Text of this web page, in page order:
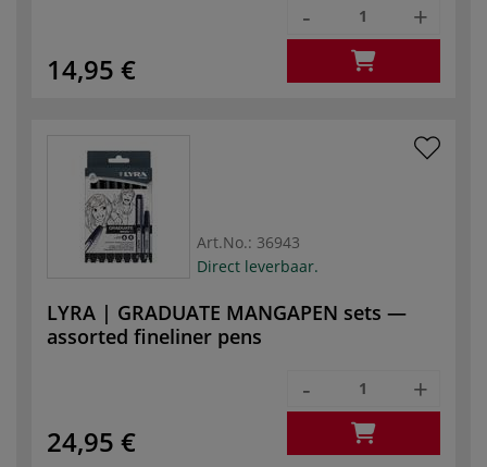
14,95 €
- +
Art.No.: 36943
Direct leverbaar.
LYRA | GRADUATE MANGAPEN sets —
assorted fineliner pens
24,95 €
- +